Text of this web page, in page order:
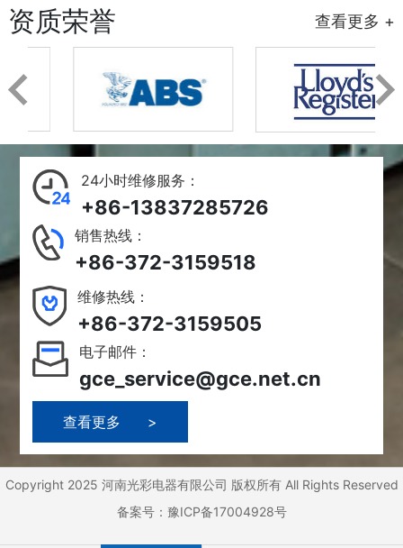
资质荣誉 查看更多 +
24小时维修服务：
+86-13837285726
销售热线：
+86-372-3159518
维修热线：
+86-372-3159505
电子邮件：
gce_service@gce.net.cn
>
Copyright 2025 河南光彩电器有限公司 版权所有 All Rights Reserved
备案号：豫ICP备17004928号